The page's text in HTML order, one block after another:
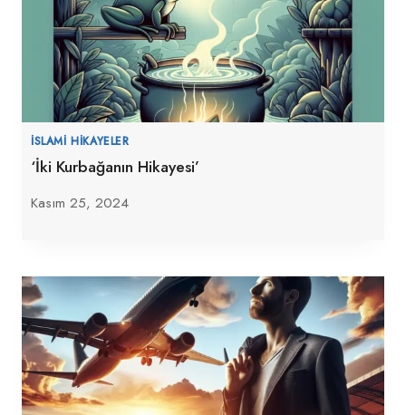
İSLAMI HIKAYELER
‘İki Kurbağanın Hikayesi’
Kasım 25, 2024